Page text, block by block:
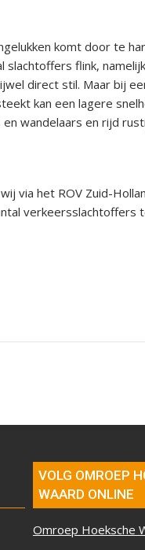
komt door te
flink,
direct stil. Maar bij
kan een lagere
wandelaars en rijd
via het ROV Zuid-
verkeersslachtoffers
VOLG OMROEP
WAARD ONLINE
Omroep Hoeksche